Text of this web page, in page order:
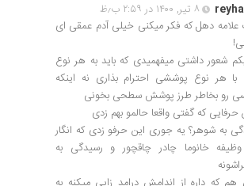
۸ تیر, ۱۴۰۰ در ۲:۵۹ ب٫ظ
علامه دهل که فکر میکنی خیلی آدم عمقی ای
شعور داشتی میفهمیدی که باید به هر نوع
با هر نوع پوششی احترام بذاری نه اینکه
رو بخاطر طرز پوشش سطحی بخونی
حرفایی که گفتی واقعا حالمو بهم زدی
به شوهر؟ یه جوری این حرفو زدی که انگار
وظیفه خانوما چادر چاقچور و رسیدگی به